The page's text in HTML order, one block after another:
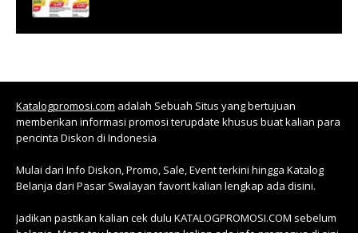
Katalogpromosi.com adalah Sebuah Situs yang bertujuan
memberikan informasi promosi terupdate khusus buat kalian para
pencinta Diskon di Indonesia
Mulai dari Info Diskon, Promo, Sale, Event terkini hingga Katalog
Belanja dari Pasar Swalayan favorit kalian lengkap ada disini.
Jadikan pastikan kalian cek dulu KATALOGPROMOSI.COM sebelum